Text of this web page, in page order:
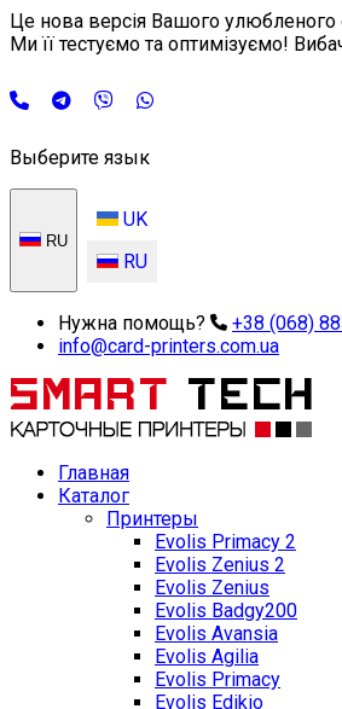
Це нова версія Вашого улюбленого
Ми її тестуємо та оптимізуємо!
Выберите язык
RU
UK
RU
Нужна помощь? +38 (068)
info@card-printers.com.ua
Главная
Каталог
Принтеры
Evolis Primacy 2
Evolis Zenius 2
Evolis Zenius
Evolis Badgy200
Evolis Avansia
Evolis Agilia
Evolis Primacy
Evolis Edikio